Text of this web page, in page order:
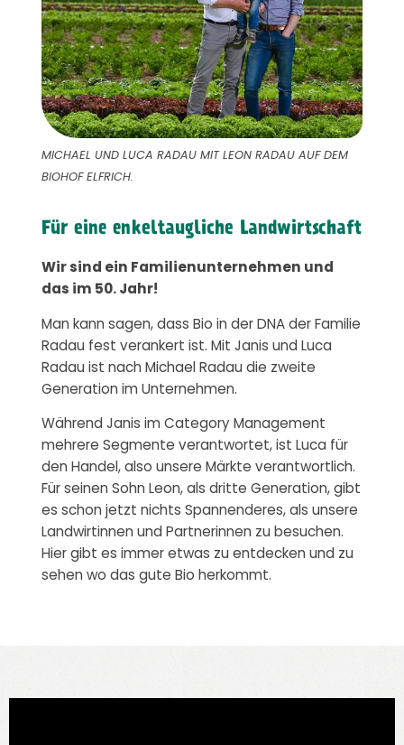
MICHAEL UND LUCA RADAU MIT LEON RADAU AUF DEM
BIOHOF ELFRICH.
Für eine enkeltaugliche Landwirtschaft
Wir sind ein Familienunternehmen und
das im 50. Jahr!
Man kann sagen, dass Bio in der DNA der Familie
Radau fest verankert ist. Mit Janis und Luca
Radau ist nach Michael Radau die zweite
Generation im Unternehmen.
Während Janis im Category Management
mehrere Segmente verantwortet, ist Luca für
den Handel, also unsere Märkte verantwortlich.
Für seinen Sohn Leon, als dritte Generation, gibt
es schon jetzt nichts Spannenderes, als unsere
Landwirtinnen und Partnerinnen zu besuchen.
Hier gibt es immer etwas zu entdecken und zu
sehen wo das gute Bio herkommt.